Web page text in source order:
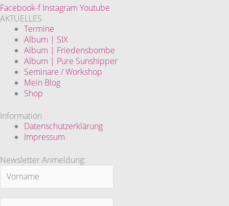
Facebook-f Instagram Youtube
AKTUELLES
Termine
Album | SIX
Album | Friedensbombe
Album | Pure Sunshipper
Seminare / Workshop
Mein Blog
Shop
Information
Datenschutzerklärung
Impressum
Newsletter Anmeldung: